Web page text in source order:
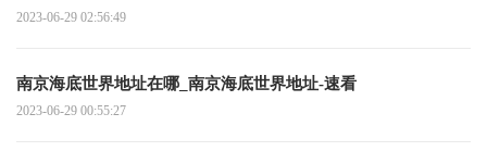
2023-06-29 02:56:49
南京海底世界地址在哪_南京海底世界地址-速看
2023-06-29 00:55:27